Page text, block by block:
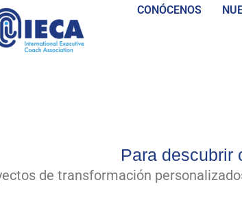
CONÓCENOS
Para descubrir
de transformación